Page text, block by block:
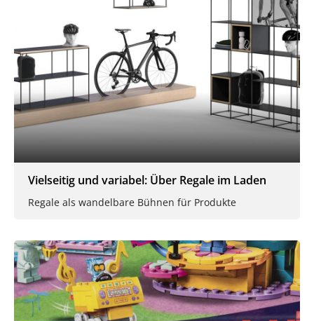
Vielseitig und variabel: Über Regale im Laden
Regale als wandelbare Bühnen für Produkte